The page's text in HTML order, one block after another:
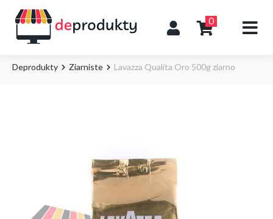
0
Deprodukty Ziarniste Lavazza Qualita Oro 500g ziarno